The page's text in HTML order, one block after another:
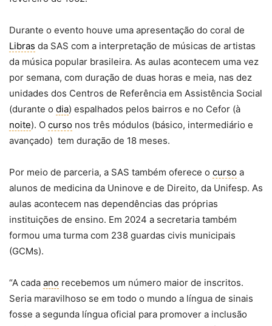
Durante o evento houve uma apresentação do coral de
Libras da SAS com a interpretação de músicas de artistas
da música popular brasileira. As aulas acontecem uma vez
por semana, com duração de duas horas e meia, nas dez
unidades dos Centros de Referência em Assistência Social
(durante o dia) espalhados pelos bairros e no Cefor (à
noite). O curso nos três módulos (básico, intermediário e
avançado) tem duração de 18 meses.
Por meio de parceria, a SAS também oferece o curso a
alunos de medicina da Uninove e de Direito, da Unifesp. As
aulas acontecem nas dependências das próprias
instituições de ensino. Em 2024 a secretaria também
formou uma turma com 238 guardas civis municipais
(GCMs).
“A cada ano recebemos um número maior de inscritos.
Seria maravilhoso se em todo o mundo a língua de sinais
fosse a segunda língua oficial para promover a inclusão